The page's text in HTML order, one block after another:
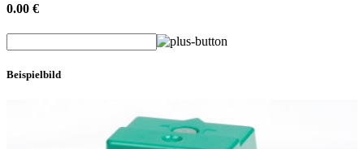
0.00 €
Beispielbild